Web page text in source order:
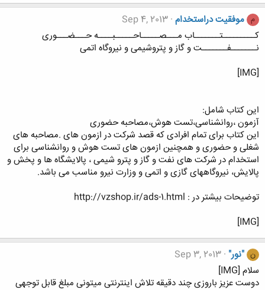
م موفقیت دراستخدام Sep 4, 2013
کـــــــــتـــــــاب مـــصـــــاحـــــبــــه حـــضـــوری
نـــــــفـــــــت و گاز و پتروشیمی و نیروگاه اتمی
[IMG]
این کتاب شامل:
آزمون ،روانشناسی،تست هوش،مصاحبه حضوری
این کتاب برای تمام افرادی که قصد شرکت در ازمون های .مصاحبه های
شغلی و حضوری و همچنین ازمون های تست هوش و روانشناسی برای
استخدام در شرکت های نفت و گاز و پترو شیمی ، پالایشگاه ها و پخش و
پالایش، نیروگاههای گازی و اتمی و وزارت نیرو مناسب می باشد.
توضیحات بیشتر در : http://vzshop.ir/ads-1.html
[IMG]
ن "نور" Sep 3, 2013
سلام [IMG]
دوست عزیز باروزی چند دقیقه تلاش اینترنتی میتونی مبلغ قابل توجهی